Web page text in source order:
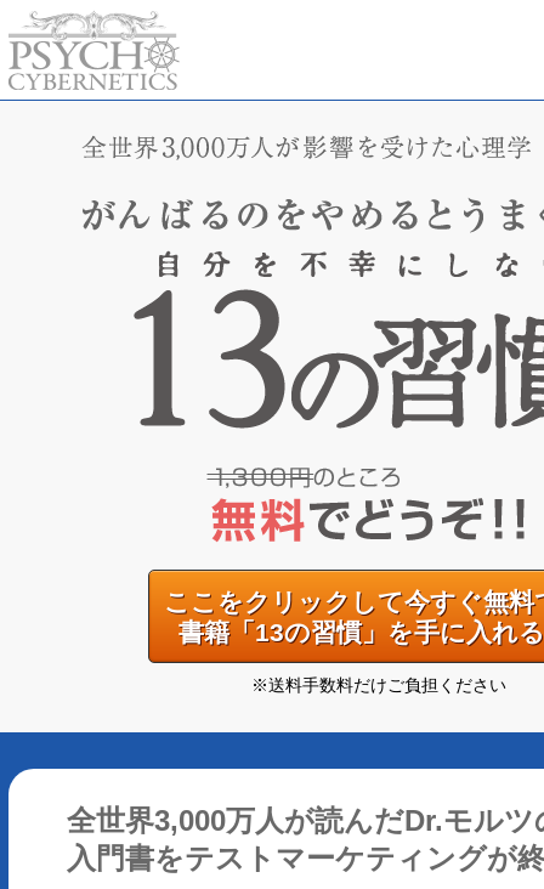
全世界3,000万人が読んだDr.モル
入門書をテストマーケティングが
ここをクリックして今すぐ無料
書籍「13の習慣」を手に入れる
※送料手数料だけご負担ください